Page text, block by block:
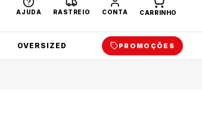
AJUDA RASTREIO CONTA CARRINHO
OVERSIZED PROMOÇÕES